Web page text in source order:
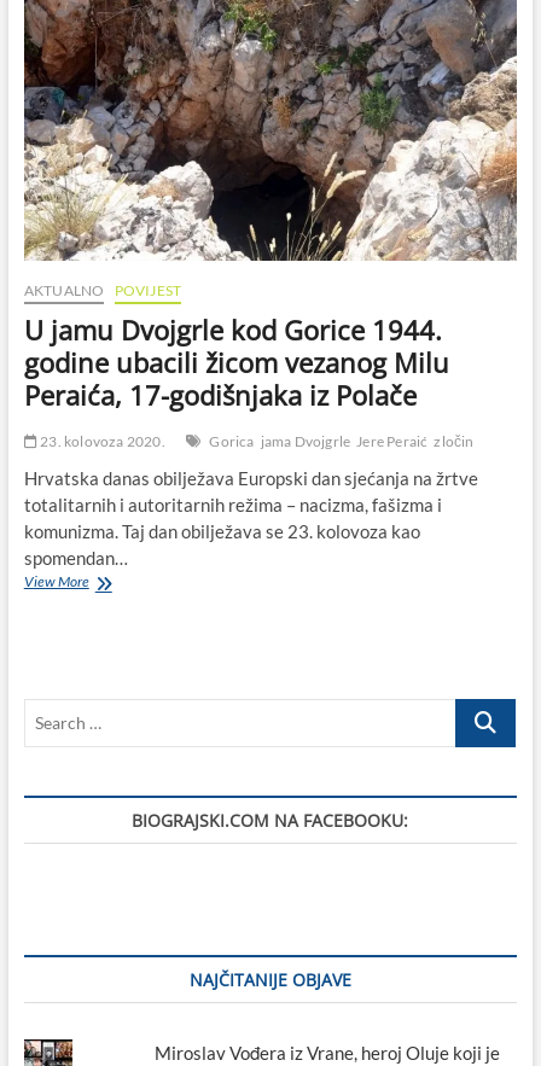
AKTUALNO POVIJEST
U jamu Dvojgrle kod Gorice 1944.
godine ubacili žicom vezanog Milu
Peraića, 17-godišnjaka iz Polače
23. kolovoza 2020. Gorica jama Dvojgrle Jere Peraić zločin
Hrvatska danas obilježava Europski dan sjećanja na žrtve
totalitarnih i autoritarnih režima – nacizma, fašizma i
komunizma. Taj dan obilježava se 23. kolovoza kao
spomendan…
View MoreU
ubacili
žicom
Milu
Peraića,
17-
Search
BIOGRAJSKI.COM NA FACEBOOKU:
NAJČITANIJE OBJAVE
Miroslav Vođera iz Vrane, heroj Oluje koji je